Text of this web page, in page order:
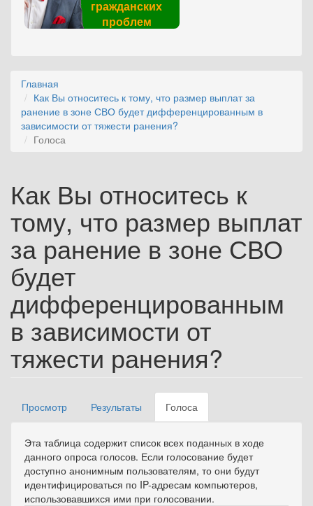
гражданских
проблем
Главная
Как Вы относитесь к тому, что размер выплат за
ранение в зоне СВО будет дифференцированным в
зависимости от тяжести ранения?
Голоса
Как Вы относитесь к
тому, что размер выплат
за ранение в зоне СВО
будет
дифференцированным
в зависимости от
тяжести ранения?
Главные вкладки
Просмотр Результаты Голоса
вкладка)
Эта таблица содержит список всех поданных в ходе
данного опроса голосов. Если голосование будет
доступно анонимным пользователям, то они будут
идентифицироваться по IP-адресам компьютеров,
использовавшихся ими при голосовании.